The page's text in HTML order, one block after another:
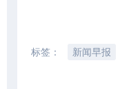
标签： 新闻早报